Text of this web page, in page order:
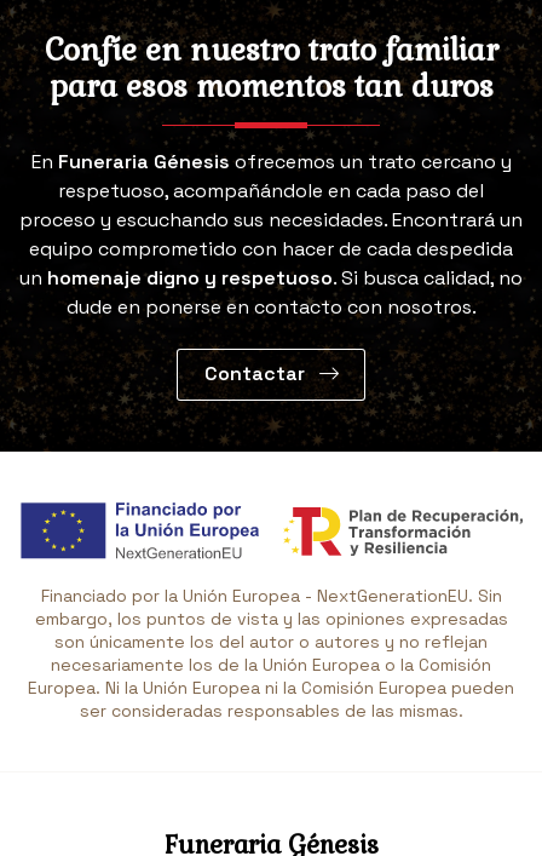
Confíe en nuestro trato familiar
para esos momentos tan duros
En Funeraria Génesisofrecemos un trato cercano y
respetuoso, acompañándole en cada paso del
proceso y escuchando sus necesidades. Encontrará un
equipo comprometido con hacer de cada despedida
un homenaje digno y respetuoso. Si busca calidad, no
dude en ponerse en contacto con nosotros.
Contactar
Financiado por la Unión Europea - NextGenerationEU. Sin
embargo, los puntos de vista y las opiniones expresadas
son únicamente los del autor o autores y no reflejan
necesariamente los de la Unión Europea o la Comisión
Europea. Ni la Unión Europea ni la Comisión Europea pueden
ser consideradas responsables de las mismas.
Funeraria Génesis